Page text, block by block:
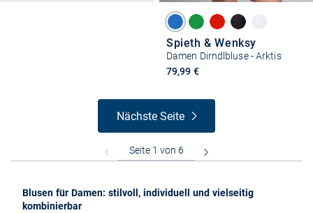
Spieth & Wenksy
Damen Dirndlbluse - Arktis
79,99 €
Nächste Seite
Blusen für Damen: stilvoll, individuell und vielseitig
kombinierbar